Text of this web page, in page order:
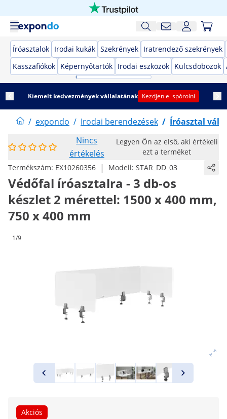
Íróasztalok Irodai kukák Szekrények Iratrendező szekrények
Kasszafiókok Képernyőtartók Irodai eszközök Kulcsdobozok
Kiemelt kedvezmények vállalatának Kezdjen el spórolni
/ expondo / Irodai berendezések / Íróasztal
Nincs
értékelés
Legyen Ön az első, aki értékeli
ezt a terméket
Termékszám: EX10260356 | Modell: STAR_DD_03
Védőfal íróasztalra - 3 db-os
készlet 2 mérettel: 1500 x 400 mm,
750 x 400 mm
1/9
Akciós